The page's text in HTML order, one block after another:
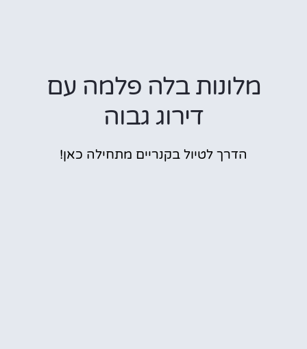
מלונות בלה פלמה עם
דירוג גבוה
הדרך לטיול בקנריים מתחילה כאן!